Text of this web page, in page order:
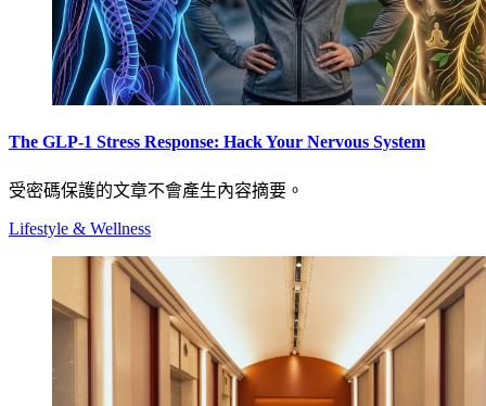
The GLP-1 Stress Response: Hack Your Nervous System
受密碼保護的文章不會產生內容摘要。
Lifestyle & Wellness